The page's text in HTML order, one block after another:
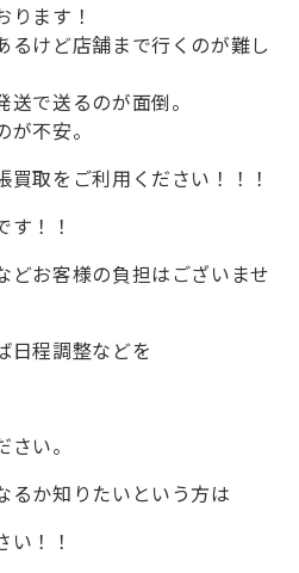
ります！
るけど店舗まで行くのが難し
で送るのが面倒。
不安。
取をご利用ください！！！
！！
どお客様の負担はございませ
日程調整などを
い。
るか知りたいという方は
い！！